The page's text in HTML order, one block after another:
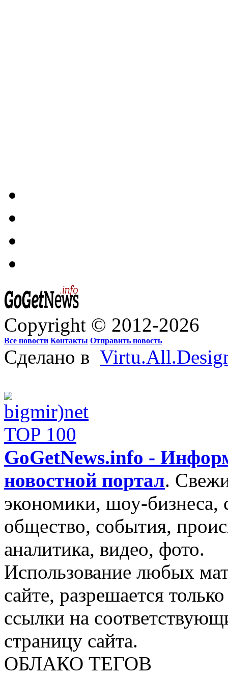
Copyright © 2012-2026
Все новости Контакты Отправить новость
Сделано в
GoGetNews.info -
новостной портал.
экономики, шоу-бизнеса,
общество, события,
аналитика, видео, фото.
Использование любых
сайте, разрешается
ссылки на
страницу сайта.
ОБЛАКО ТЕГОВ